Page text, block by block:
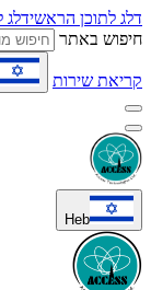
דלג לתוכן הראשי
חיפוש באתר
קריאת שירות
Heb